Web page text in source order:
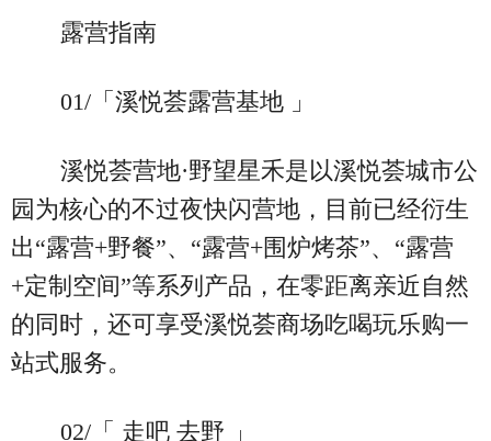
露营指南
01/「溪悦荟露营基地 」
溪悦荟营地·野望星禾是以溪悦荟城市公
园为核心的不过夜快闪营地，目前已经衍生
出“露营+野餐”、“露营+围炉烤茶”、“露营
+定制空间”等系列产品，在零距离亲近自然
的同时，还可享受溪悦荟商场吃喝玩乐购一
站式服务。
02/「 走吧 去野 」